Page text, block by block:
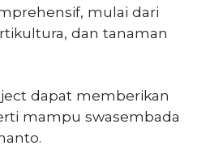
mulai dari
dan tanaman
dapat memberikan
mampu swasembada